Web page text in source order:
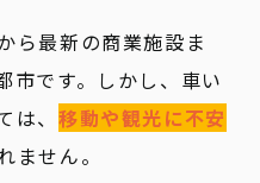
ら最新の商業施設ま
市です。しかし、車い
、 移動や観光に不安
ません。